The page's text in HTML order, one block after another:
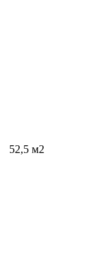
52,5 м2